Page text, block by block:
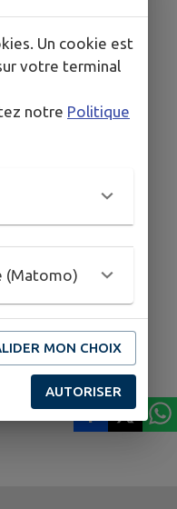
Un cookie est
votre terminal
notre Politique
(Matomo)
MON CHOIX
AUTORISER